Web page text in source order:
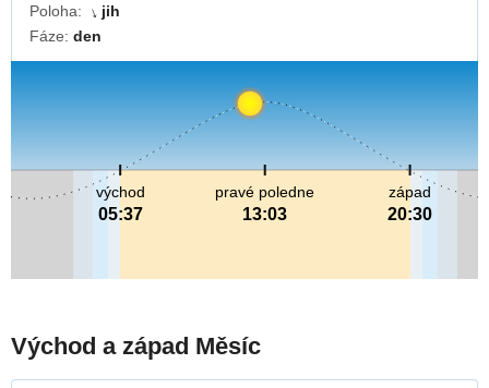
Poloha:
↓ jih
Fáze: den
pravé poledne
13:03
východ
05:37
západ
20:30
Východ a západ Měsíc